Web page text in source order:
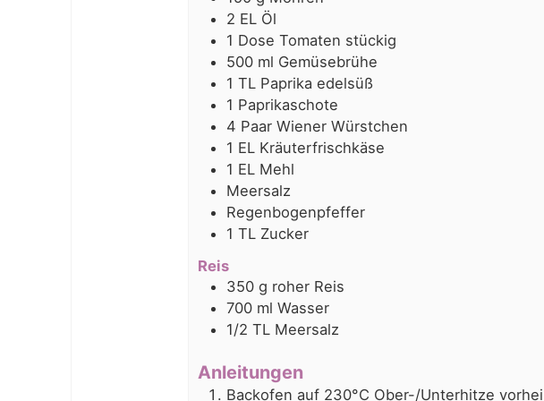
2 EL Öl
1 Dose Tomaten stückig
500 ml Gemüsebrühe
1 TL Paprika edelsüß
1 Paprikaschote
4 Paar Wiener Würstchen
1 EL Kräuterfrischkäse
1 EL Mehl
Meersalz
Regenbogenpfeffer
1 TL Zucker
Reis
350 g roher Reis
700 ml Wasser
1/2 TL Meersalz
Anleitungen
Backofen auf 230°C Ober-/Unterhitze